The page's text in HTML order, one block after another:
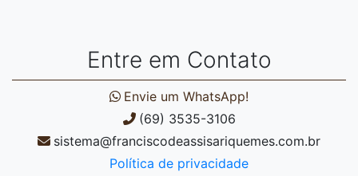
Entre em Contato
Envie um WhatsApp!
(69) 3535-3106
sistema@franciscodeassisariquemes.com.br
Política de privacidade